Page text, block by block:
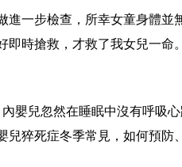
進一步檢查，所幸女童身體並
時搶救，才救了我女兒一命
嬰兒忽然在睡眠中沒有呼吸
兒猝死症冬季常見，如何預防